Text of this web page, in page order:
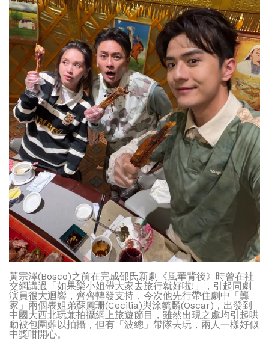
黃宗澤(Bosco)之前在完成邵氏新劇《風華背後》時曾在社
交網講過「如果樂小姐帶大家去旅行就好啦!」，引起同劇
演員很大迴響，齊齊轉發支持，今次他先行帶住劇中「龔
家」兩個表姐弟蘇麗珊(Cecilia)與涂毓麟(Oscar)，出發到
中國大西北玩兼拍攝網上旅遊節目，雖然出現之處均引起哄
動被包圍難以拍攝，但有「波總」帶隊去玩，兩人一樣好似
中獎咁開心。